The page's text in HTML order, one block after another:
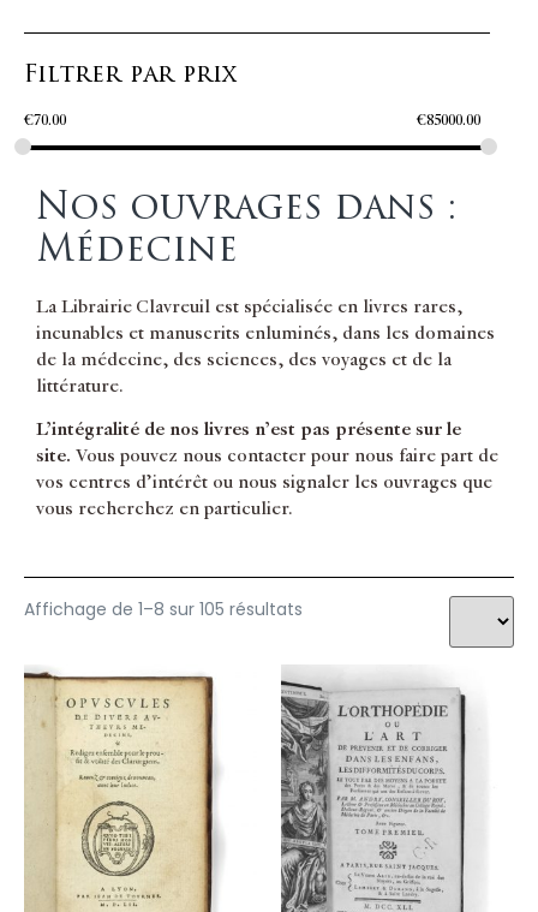
GUILLEMEAU Jacques
HEBERT Jean
HEISTER Laurent
HUNTER John
ITARD Jean Marie Gaspard
JACQUEMIER Jean-Marie
JOURDAIN Anselme-Louis
LA COURVÉE Jean-Claude de
LA TOURETTE Gilles de
LACAN Jacques
LAFORGUE Louis
LAVAUS G
MAREY Etienne-Jules
MARTIN Bernardin
MESMER Franz Anton
MESMERISME
MESUE Abu Zacharia Yuhanna ibn Masawayh
MEXIA Pedro
MORAND Sauveur
MOREL Bénédicte Auguste
MORGAGNI Giovani Battista
MOUTON Claude
NEANDER Michael
Envoi
Esotérisme Sorcellerie
Femmes
Histoire Médicale
Homéopathie
Instruments
Magnétisme
Manuscrits Médicaux
Médecine
Médecine Généralités
Moyen Orient
Neurologie
Optique
Oreille
Orthopédie
Pédiatrie
Photographie
Physiologie
Poumons
Psychanalyse
Psychiatrie
Psychiatrie générale
Reins
Tératologie
Filtrer par prix
€70.00 €85000.00
Nos ouvrages dans :
Médecine
La Librairie Clavreuil est spécialisée en livres rares,
incunables et manuscrits enluminés, dans les domaines
de la médecine, des sciences, des voyages et de la
littérature.
L’intégralité de nos livres n’est pas présente sur le
site. Vous pouvez nous contacter pour nous faire part de
vos centres d’intérêt ou nous signaler les ouvrages que
vous recherchez en particulier.
Affichage de 1–8 sur 105 résultats